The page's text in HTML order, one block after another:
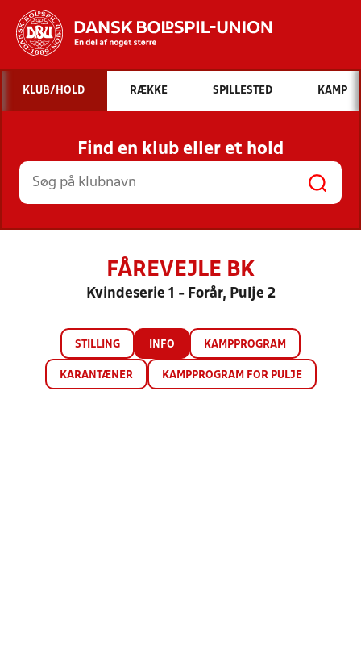
Hvad vil du søge efter?
INDHOLD OG NYHEDER
STILLINGER, RESULTATER, KLUBBER OG
HOLD
KLUB/HOLD RÆKKE SPILLESTED KAMP
Find en klub eller et hold
FÅREVEJLE BK
Kvindeserie 1 - Forår, Pulje 2
STILLING INFO KAMPPROGRAM
KARANTÆNER KAMPPROGRAM FOR PULJE